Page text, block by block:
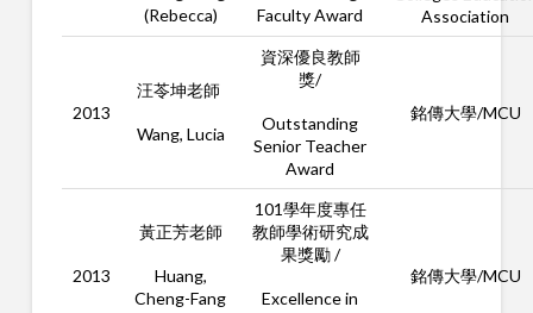
(Rebecca)
Faculty Award
Association
2013
汪苓坤老師
Wang, Lucia
資深優良教師
獎/
Outstanding
Senior Teacher
Award
銘傳大學/MCU
2013
黃正芳老師
Huang,
Cheng-Fang
101學年度專任
教師學術研究成
果獎勵 /
Excellence in
銘傳大學/MCU